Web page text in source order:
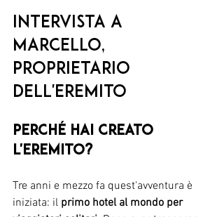
Intervista a
Marcello,
proprietario
dell'Eremito
Perché hai creato
l'Eremito?
Tre anni e mezzo fa quest'avventura è
iniziata: il primo hotel al mondo per